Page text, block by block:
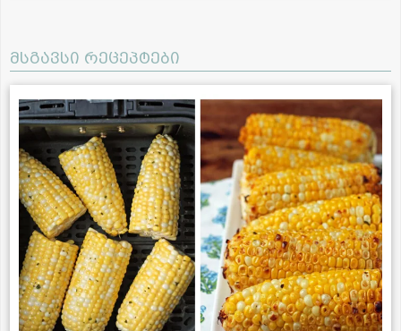
მსგავსი რეცეპტები